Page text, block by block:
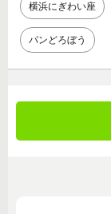
横浜にぎわい座
パンどろぼう